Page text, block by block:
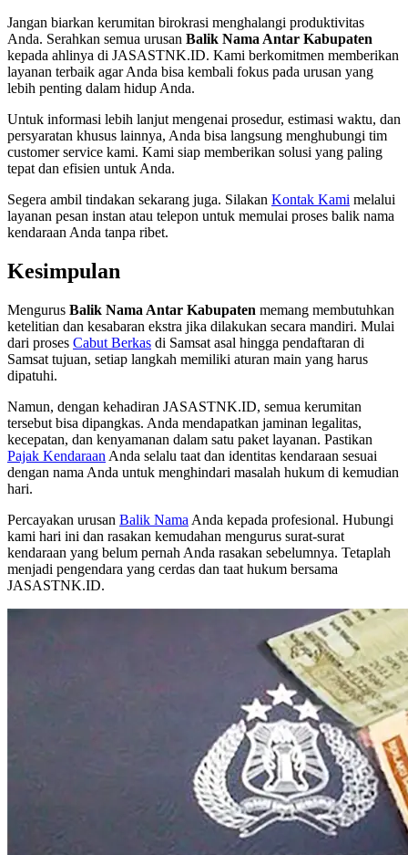
Jangan biarkan kerumitan birokrasi menghalangi produktivitas
Anda. Serahkan semua urusan Balik Nama Antar Kabupaten
kepada ahlinya di JASASTNK.ID. Kami berkomitmen memberikan
layanan terbaik agar Anda bisa kembali fokus pada urusan yang
lebih penting dalam hidup Anda.
Untuk informasi lebih lanjut mengenai prosedur, estimasi waktu, dan
persyaratan khusus lainnya, Anda bisa langsung menghubungi tim
customer service kami. Kami siap memberikan solusi yang paling
tepat dan efisien untuk Anda.
Segera ambil tindakan sekarang juga. Silakan Kontak Kami melalui
layanan pesan instan atau telepon untuk memulai proses balik nama
kendaraan Anda tanpa ribet.
Kesimpulan
Mengurus Balik Nama Antar Kabupaten memang membutuhkan
ketelitian dan kesabaran ekstra jika dilakukan secara mandiri. Mulai
dari proses Cabut Berkas di Samsat asal hingga pendaftaran di
Samsat tujuan, setiap langkah memiliki aturan main yang harus
dipatuhi.
Namun, dengan kehadiran JASASTNK.ID, semua kerumitan
tersebut bisa dipangkas. Anda mendapatkan jaminan legalitas,
kecepatan, dan kenyamanan dalam satu paket layanan. Pastikan
Pajak Kendaraan Anda selalu taat dan identitas kendaraan sesuai
dengan nama Anda untuk menghindari masalah hukum di kemudian
hari.
Percayakan urusan Balik Nama Anda kepada profesional. Hubungi
kami hari ini dan rasakan kemudahan mengurus surat-surat
kendaraan yang belum pernah Anda rasakan sebelumnya. Tetaplah
menjadi pengendara yang cerdas dan taat hukum bersama
JASASTNK.ID.